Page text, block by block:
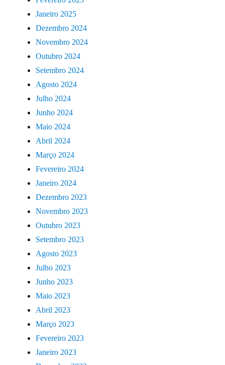
Janeiro 2025
Dezembro 2024
Novembro 2024
Outubro 2024
Setembro 2024
Agosto 2024
Julho 2024
Junho 2024
Maio 2024
Abril 2024
Março 2024
Fevereiro 2024
Janeiro 2024
Dezembro 2023
Novembro 2023
Outubro 2023
Setembro 2023
Agosto 2023
Julho 2023
Junho 2023
Maio 2023
Abril 2023
Março 2023
Fevereiro 2023
Janeiro 2023